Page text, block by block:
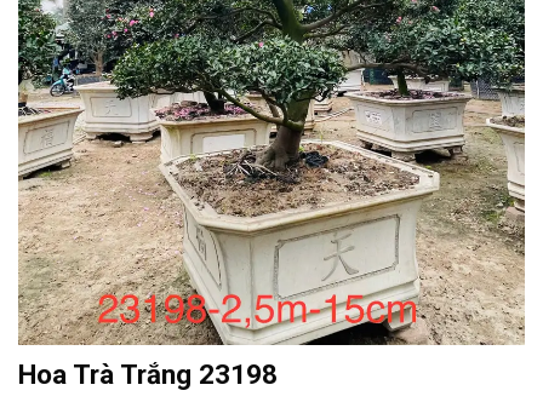
Hoa Trà Trắng 23198